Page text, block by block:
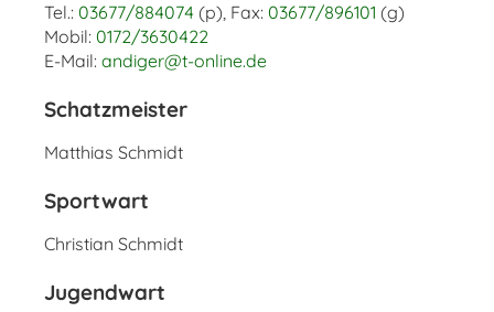
Tel.: 03677/884074 (p), Fax: 03677/896101 (g)
Mobil: 0172/3630422
E-Mail: andiger@t-online.de
Schatzmeister
Matthias Schmidt
Sportwart
Christian Schmidt
Jugendwart